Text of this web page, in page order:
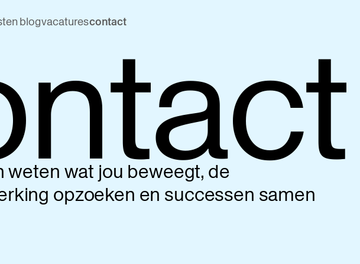
blogvacaturescontact
weten wat jou beweegt, de
opzoeken en successen samen